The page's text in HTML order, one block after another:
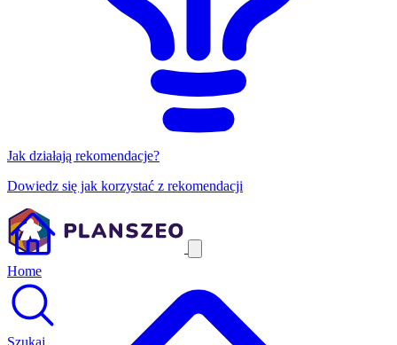
Jak działają rekomendacje?
Dowiedz się jak korzystać z rekomendacji
Home
Szukaj